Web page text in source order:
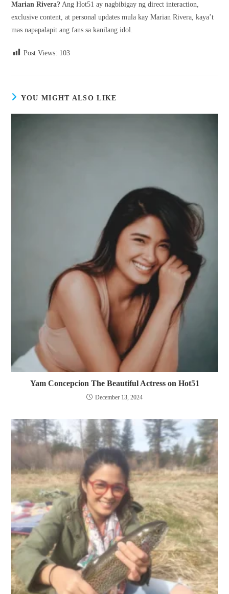
Marian Rivera? Ang Hot51 ay nagbibigay ng direct interaction,
exclusive content, at personal updates mula kay Marian Rivera, kaya’t
mas napapalapit ang fans sa kanilang idol.
Post Views: 103
YOU MIGHT ALSO LIKE
Yam Concepcion The Beautiful Actress on Hot51
December 13, 2024